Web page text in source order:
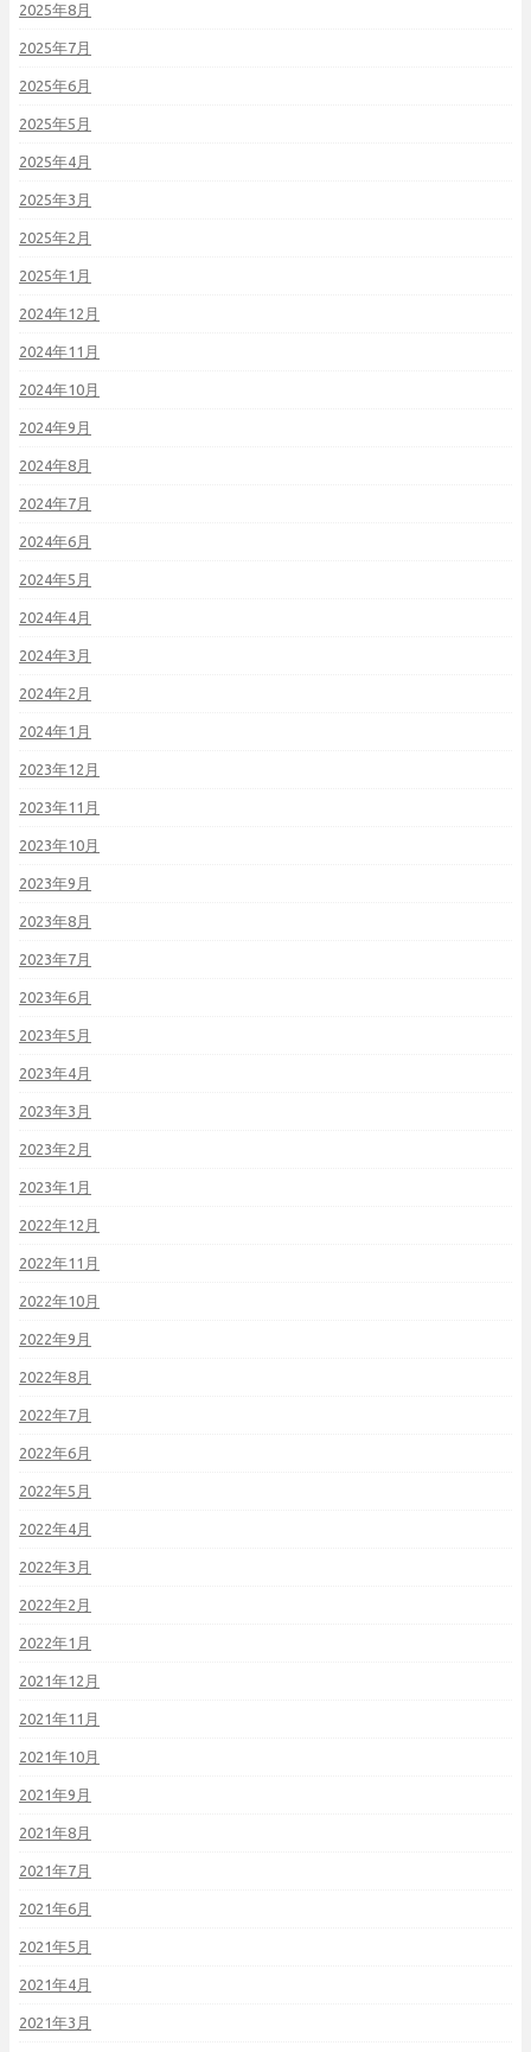
2025年8月
2025年7月
2025年6月
2025年5月
2025年4月
2025年3月
2025年2月
2025年1月
2024年12月
2024年11月
2024年10月
2024年9月
2024年8月
2024年7月
2024年6月
2024年5月
2024年4月
2024年3月
2024年2月
2024年1月
2023年12月
2023年11月
2023年10月
2023年9月
2023年8月
2023年7月
2023年6月
2023年5月
2023年4月
2023年3月
2023年2月
2023年1月
2022年12月
2022年11月
2022年10月
2022年9月
2022年8月
2022年7月
2022年6月
2022年5月
2022年4月
2022年3月
2022年2月
2022年1月
2021年12月
2021年11月
2021年10月
2021年9月
2021年8月
2021年7月
2021年6月
2021年5月
2021年4月
2021年3月